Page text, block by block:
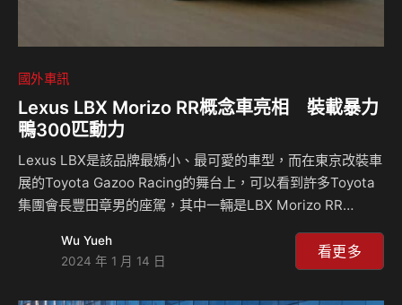
國外車訊
Lexus LBX Morizo RR概念車亮相 裝載暴力
鴨300匹動力
Lexus LBX是該品牌最嬌小、最可愛的車型，而在東京改裝車
展的Toyota Gazoo Racing的舞台上，可以看到許多Toyota
集團會長豐田章男的座駕，其中一輛是LBX Morizo RR
GR Yaris的動力系統將LBX進行改裝，其中包括了全新的8速
DAT變速箱，但是關於這輛車會不會投入生產的消息尚未透
Wu Yueh
2024 年 1 月 14 日
看更多